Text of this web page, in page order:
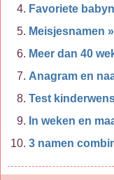
Favoriete
Meisjesnamen »
Meer dan 40
Anagram en
Test
In weken en
3 namen